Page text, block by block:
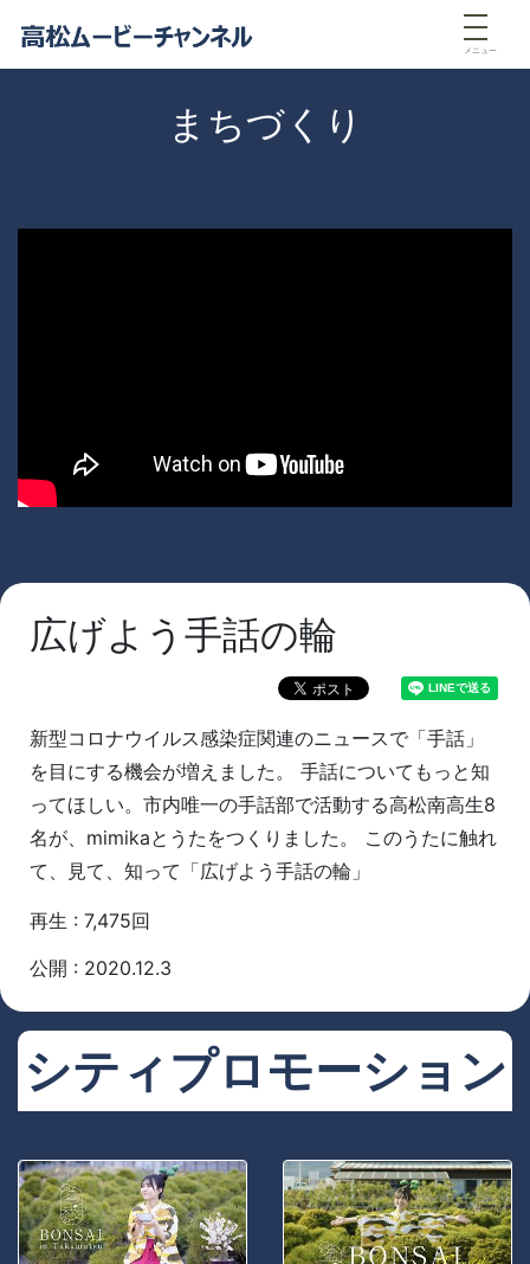
メニュー
まちづくり
広げよう手話の輪
新型コロナウイルス感染症関連のニュースで「手話」
を目にする機会が増えました。 手話についてもっと知
ってほしい。市内唯一の手話部で活動する高松南高生8
名が、mimikaとうたをつくりました。 このうたに触れ
て、見て、知って「広げよう手話の輪」
再生 : 7,475回
公開 : 2020.12.3
シティプロモーション